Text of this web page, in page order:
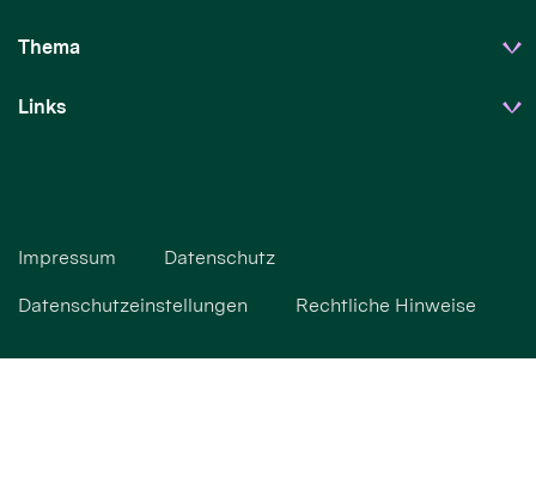
Thema
Links
Impressum Datenschutz
Datenschutzeinstellungen Rechtliche Hinweise